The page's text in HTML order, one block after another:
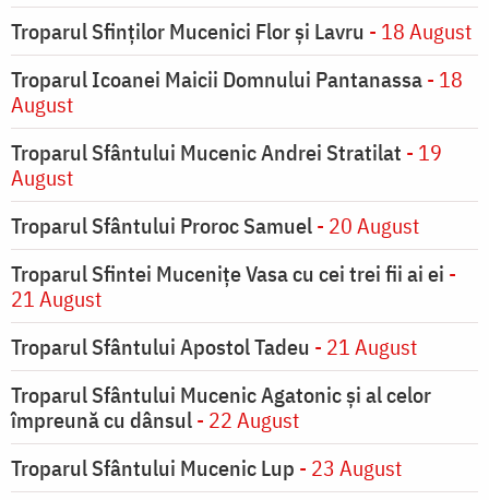
Troparul Sfinţilor Mucenici Flor şi Lavru - 18 August
Troparul Icoanei Maicii Domnului Pantanassa- 18
August
Troparul Sfântului Mucenic Andrei Stratilat - 19
August
Troparul Sfântului Proroc Samuel- 20 August
Troparul Sfintei Muceniţe Vasa cu cei trei fii ai ei -
21 August
Troparul Sfântului Apostol Tadeu - 21 August
Troparul Sfântului Mucenic Agatonic şi al celor
împreună cu dânsul- 22 August
Troparul Sfântului Mucenic Lup - 23 August